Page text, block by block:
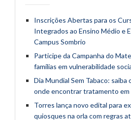
Inscrições Abertas para os
Integrados ao Ensino Médio e
Campus Sombrio
Participe da Campanha do
famílias em vulnerabilidade
Dia Mundial Sem Tabaco:
onde encontrar tratamento em
Torres lança novo edital para
quiosques na orla com regras